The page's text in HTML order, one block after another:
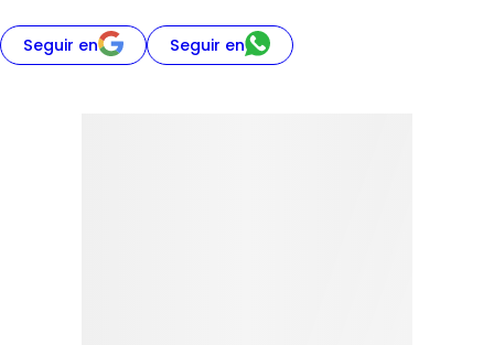
Seguir en Seguir en